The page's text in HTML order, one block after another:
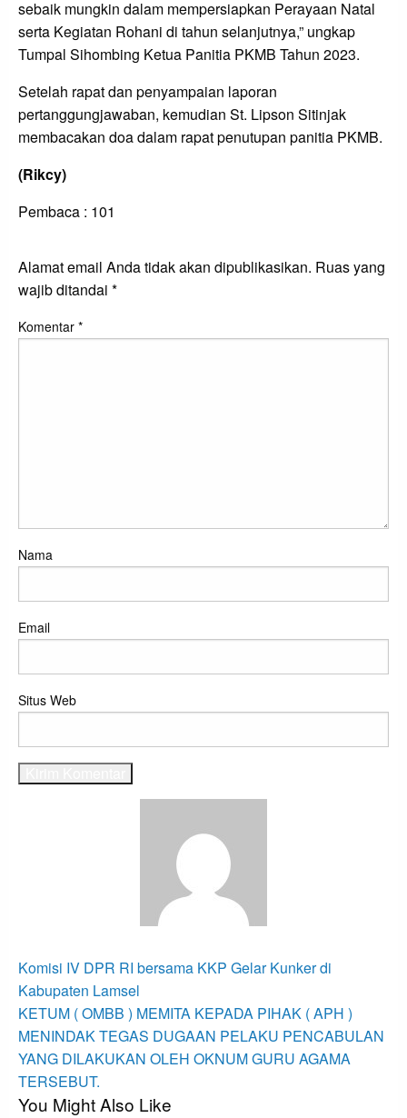
sebaik mungkin dalam mempersiapkan Perayaan Natal
serta Kegiatan Rohani di tahun selanjutnya,” ungkap
Tumpal Sihombing Ketua Panitia PKMB Tahun 2023.
Setelah rapat dan penyampaian laporan
pertanggungjawaban, kemudian St. Lipson Sitinjak
membacakan doa dalam rapat penutupan panitia PKMB.
(Rikcy)
Pembaca : 101
Alamat email Anda tidak akan dipublikasikan. Ruas yang
wajib ditandai *
Komentar *
Nama
Email
Situs Web
Navigasi
pos
Previous
Post
Komisi IV DPR RI bersama KKP Gelar Kunker di
Kabupaten Lamsel
Next
Post
KETUM ( OMBB ) MEMITA KEPADA PIHAK ( APH )
MENINDAK TEGAS DUGAAN PELAKU PENCABULAN
YANG DILAKUKAN OLEH OKNUM GURU AGAMA
TERSEBUT.
You Might Also Like